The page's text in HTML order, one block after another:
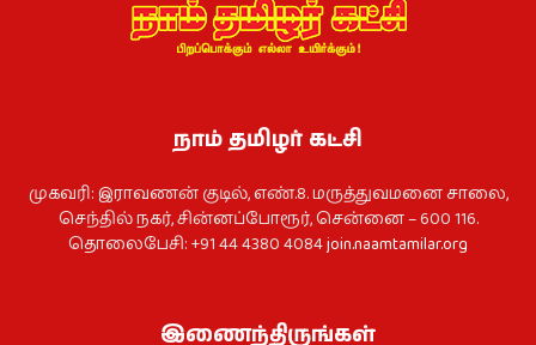
நாம் தமிழர் கட்சி
முகவரி: இராவணன் குடில், எண்.8. மருத்துவமனை சாலை,
செந்தில் நகர், சின்னப்போரூர், சென்னை – 600 116.
தொலைபேசி: +91 44 4380 4084join.naamtamilar.org
இணைந்திருங்கள்